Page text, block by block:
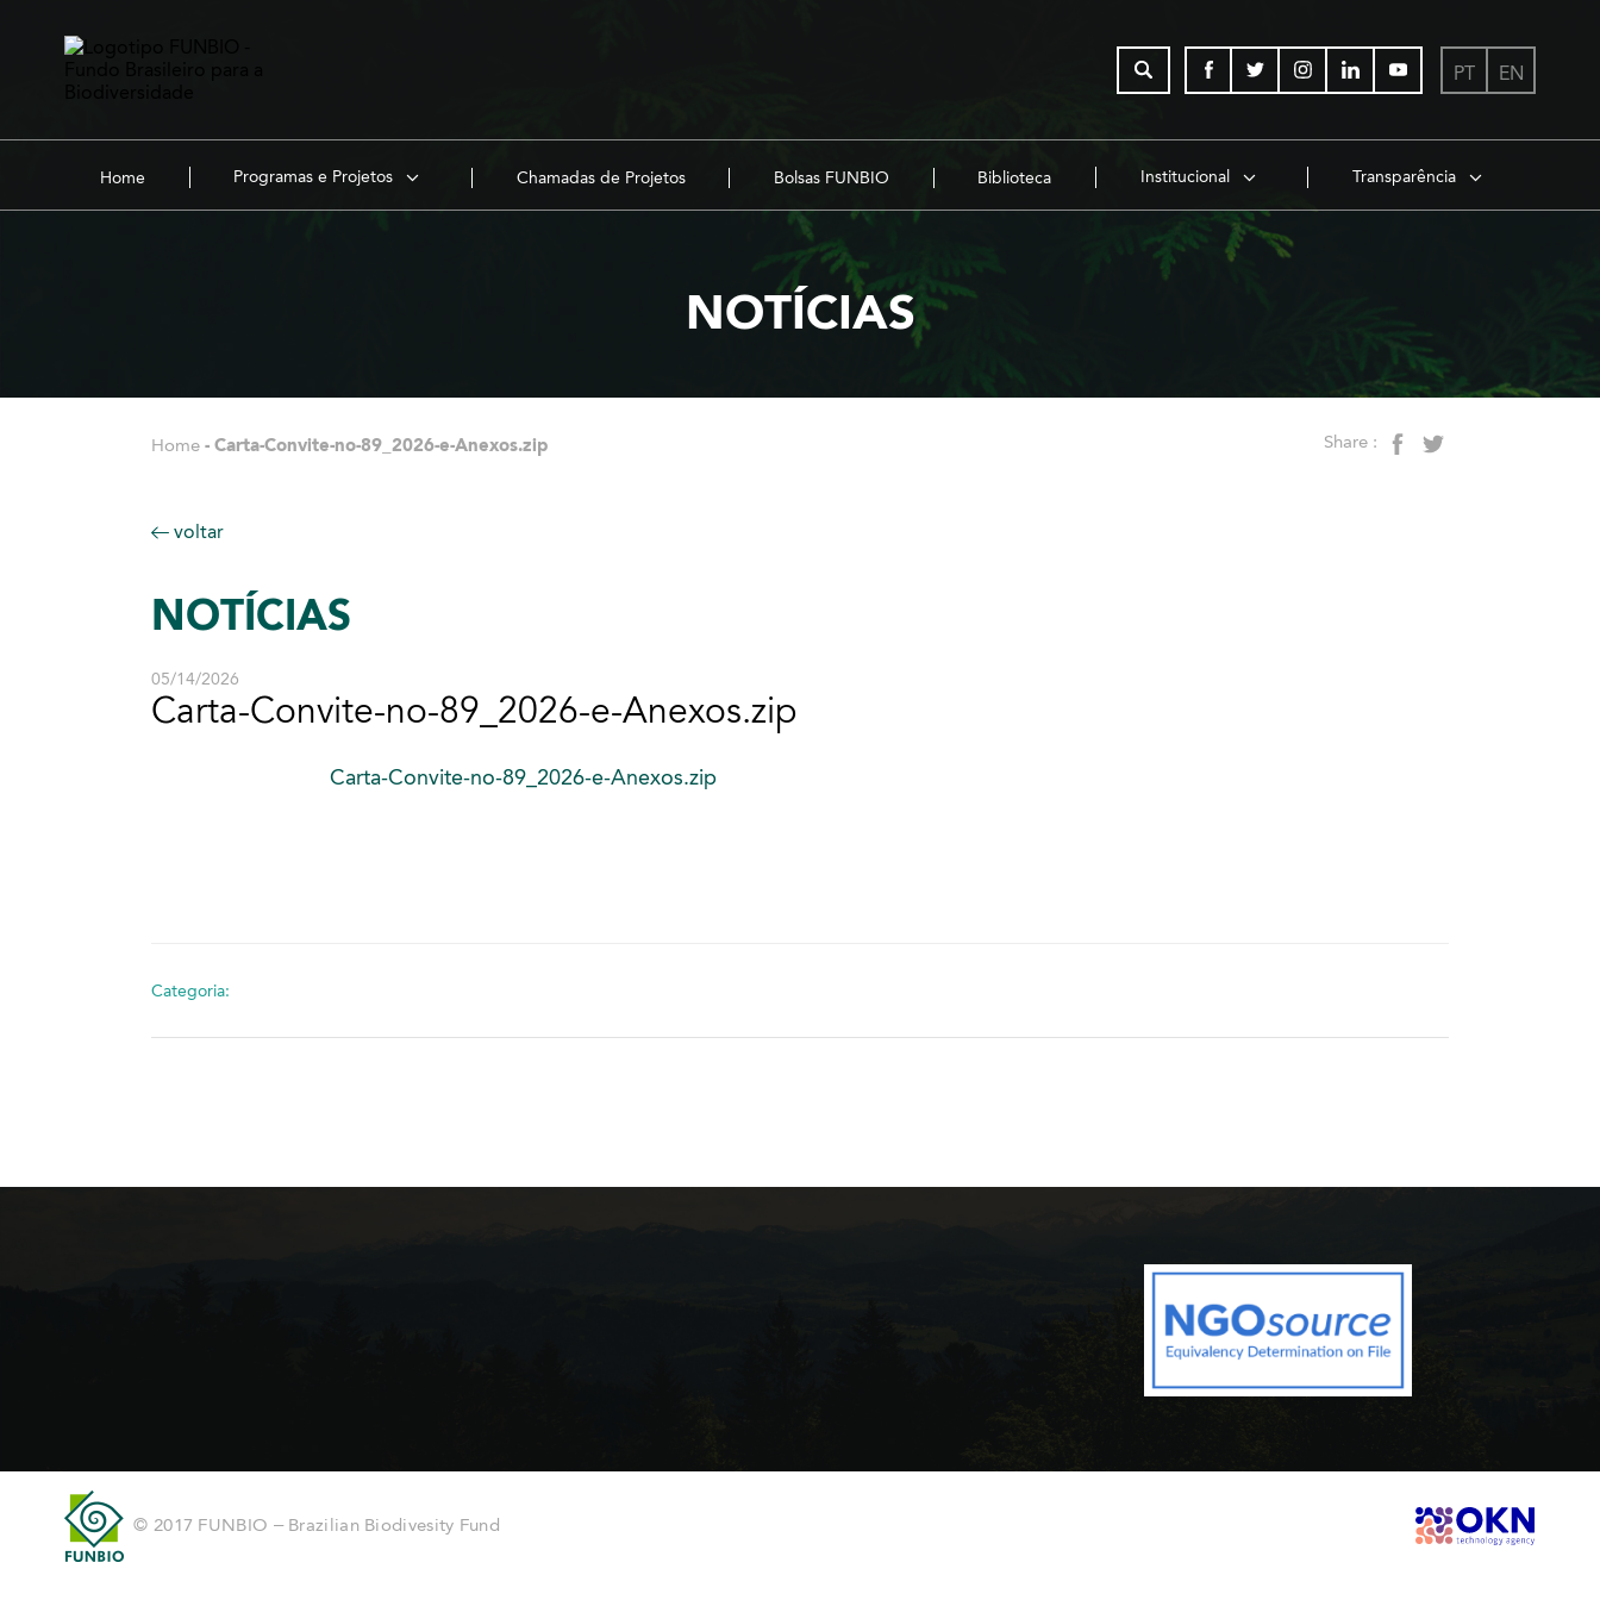
PT EN
Home Programas e Projetos Chamadas de Projetos Bolsas FUNBIO Biblioteca Institucional Transparência
NOTÍCIAS
Home - Carta-Convite-no-89_2026-e-Anexos.zip Share :
voltar
NOTÍCIAS
05/14/2026
Carta-Convite-no-89_2026-e-Anexos.zip
Carta-Convite-no-89_2026-e-Anexos.zip
Categoria:
© 2017 FUNBIO – Brazilian Biodivesity Fund